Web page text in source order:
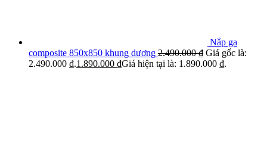
Nắp ga
composite 850x850 khung dương 2.490.000₫ Giá gốc là:
2.490.000 ₫.1.890.000 ₫Giá hiện tại là: 1.890.000 ₫.